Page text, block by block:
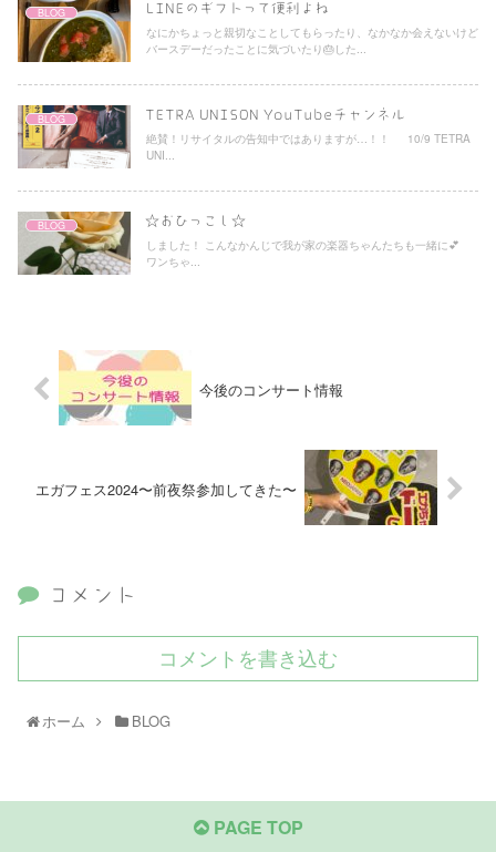
BLOG LINEのギフトって便利よね
なにかちょっと親切なことしてもらったり、なかなか会えないけど
バースデーだったことに気づいたり🎂した...
BLOG TETRA UNISON YouTubeチャンネル
絶賛！リサイタルの告知中ではありますが…！！ 10/9 TETRA
UNI...
BLOG ☆おひっこし☆
しました！ こんなかんじで我が家の楽器ちゃんたちも一緒に💕
ワンちゃ...
今後のコンサート情報
エガフェス2024〜前夜祭参加してきた〜
コメント
コメントを書き込む
ホーム BLOG
PAGE TOP